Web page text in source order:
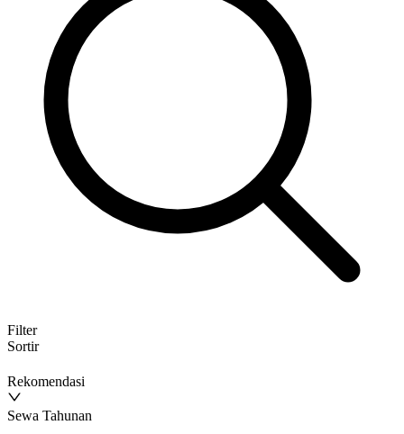
Filter
Sortir
Rekomendasi
Sewa Tahunan